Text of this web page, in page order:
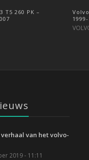
T5 260 PK –
T4 190 PK – 2012-
verhaal van het volvo-
2019 - 11:11